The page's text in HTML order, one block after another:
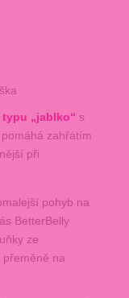
typu „jablko“ s
pomáhá zahřátím
při
pohyb na
BetterBelly
ze
na